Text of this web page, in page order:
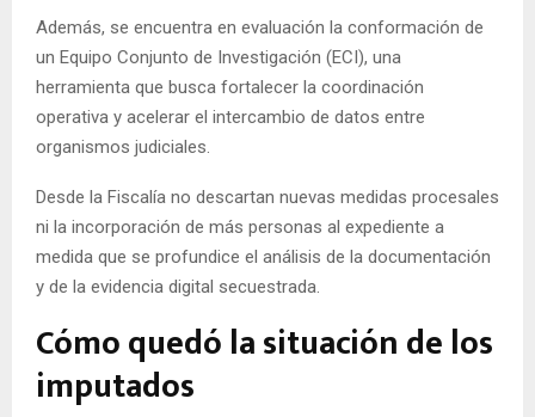
Además, se encuentra en evaluación la conformación de
un Equipo Conjunto de Investigación (ECI), una
herramienta que busca fortalecer la coordinación
operativa y acelerar el intercambio de datos entre
organismos judiciales.
Desde la Fiscalía no descartan nuevas medidas procesales
ni la incorporación de más personas al expediente a
medida que se profundice el análisis de la documentación
y de la evidencia digital secuestrada.
Cómo quedó la situación de los
imputados